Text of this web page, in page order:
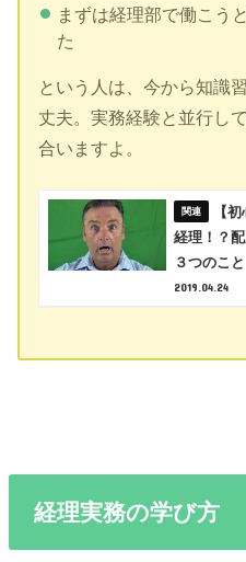
まずは経理部で働こう
た
という人は、今から知識
丈夫。実務経験と並行し
合いますよ。
【
経理！？
３つのこと
2019.04.24
経理実務の学び方